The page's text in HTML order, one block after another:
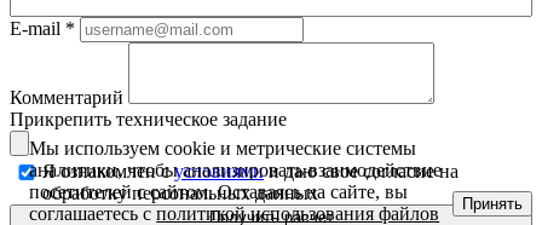
E-mail *
Комментарий
Прикрепить техническое задание
Я ознакомлен сусловиямии даю свое согласие на
обработку персональных данных
Мы используем cookie и метрические системы
аналитики, чтобы анализировать взаимодействие
посетителей с сайтом. Оставаясь на сайте, вы
соглашаетесь сполитикой использования файлов Принять